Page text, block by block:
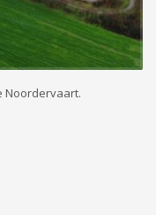
Noordervaart.